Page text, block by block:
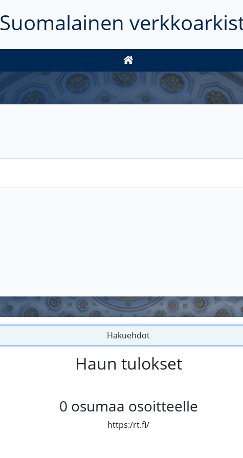
Suomalainen
Hakuehdot
Haun tulokset
0 osumaa osoitteelle
https:/rt.fi/